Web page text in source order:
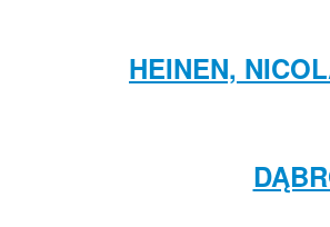
HEINEN,